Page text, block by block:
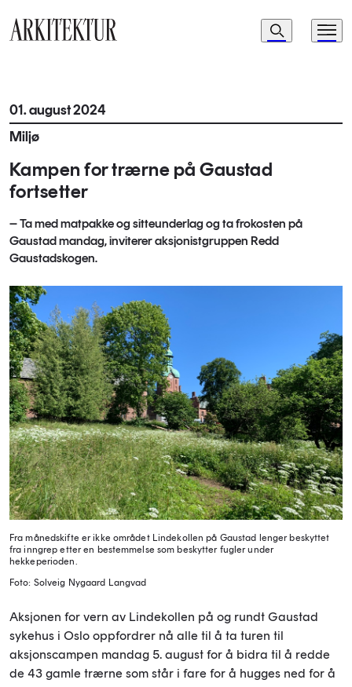
Navigasjon
Søk Meny
01. august 2024
Miljø
Kampen for trærne på Gaustad
fortsetter
– Ta med matpakke og sitteunderlag og ta frokosten på
Gaustad mandag, inviterer aksjonistgruppen Redd
Gaustadskogen.
Fra månedskifte er ikke området Lindekollen på Gaustad lenger beskyttet
fra inngrep etter en bestemmelse som beskytter fugler under
hekkeperioden.
Foto: Solveig Nygaard Langvad
Aksjonen for vern av Lindekollen på og rundt Gaustad
sykehus i Oslo oppfordrer nå alle til å ta turen til
aksjonscampen mandag 5. august for å bidra til å redde
de 43 gamle trærne som står i fare for å hugges ned for å